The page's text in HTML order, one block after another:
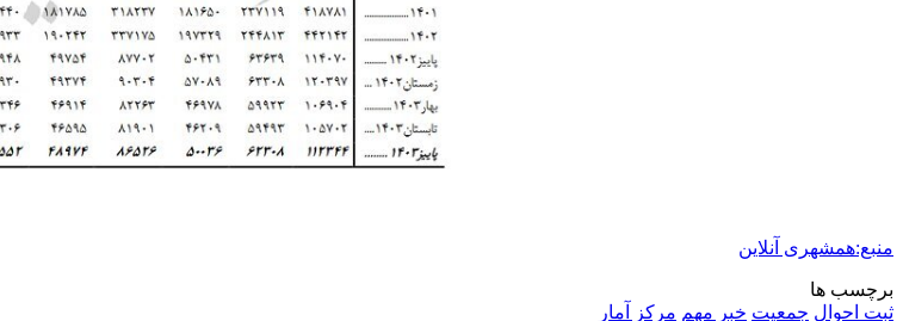
منبع:همشهری آنلاین
برچسب ها
ثبت احوال جمعیت خبر مهم مرکز آمار